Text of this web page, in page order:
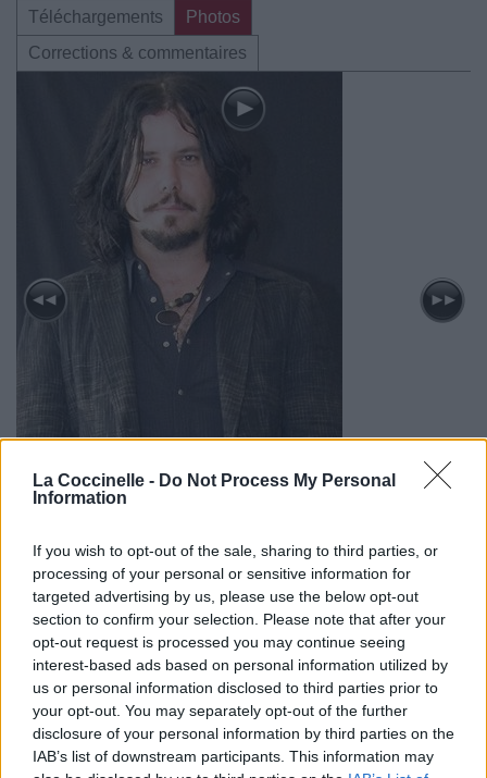
La Coccinelle - Do Not Process My Personal
Information
If you wish to opt-out of the sale, sharing to third parties, or
processing of your personal or sensitive information for
targeted advertising by us, please use the below opt-out
section to confirm your selection. Please note that after your
opt-out request is processed you may continue seeing
interest-based ads based on personal information utilized by
us or personal information disclosed to third parties prior to
your opt-out. You may separately opt-out of the further
disclosure of your personal information by third parties on the
IAB’s list of downstream participants. This information may
Téléchargements
Photos
Corrections & commentaires
Biographie
Albums & Chansons
Téléchargements
Photos
Corrections & commentaires